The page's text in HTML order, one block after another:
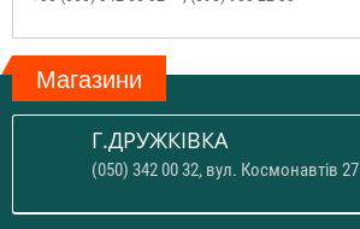
Магазини
Г.ДРУЖКІВКА
(050) 342 00 32, вул. Космонавтів 27